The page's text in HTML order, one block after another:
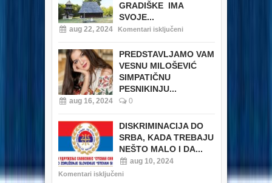
GRADIŠKE IMA
SVOJE...
aug 22, 2024 Komentari isključeni
PREDSTAVLJAMO VAM
VESNU MILOŠEVIĆ
SIMPATIČNU
PESNIKINJU...
aug 16, 2024 0
DISKRIMINACIJA DO
SRBA, KADA TREBAJU
NEŠTO MALO I DA...
aug 10, 2024
Komentari isključeni